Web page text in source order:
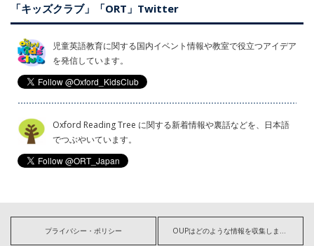
「キッズクラブ」「ORT」Twitter
児童英語教育に関する国内イベント情報や教室で役立つアイデア
を発信しています。
Oxford Reading Tree に関する新着情報や裏話などを、日本語
でつぶやいています。
プライバシー・ポリシー